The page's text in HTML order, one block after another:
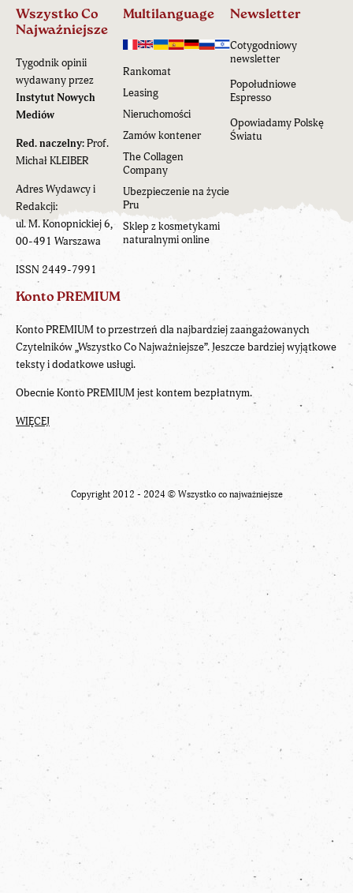
Wszystko Co
Najważniejsze
Tygodnik opinii
wydawany przez
Instytut Nowych
Mediów
Red. naczelny:Prof.
Michał KLEIBER
Adres Wydawcy i
Redakcji:
ul. M. Konopnickiej 6,
00-491 Warszawa
ISSN 2449-7991
Multilanguage
Rankomat
Leasing
Nieruchomości
Zamów kontener
The Collagen
Company
Ubezpieczenie na życie
Pru
Sklep z kosmetykami
naturalnymi online
Newsletter
Cotygodniowy
newsletter
Popołudniowe
Espresso
Opowiadamy Polskę
Światu
Konto PREMIUM
Konto PREMIUM to przestrzeń dla najbardziej zaangażowanych
Czytelników „Wszystko Co Najważniejsze”. Jeszcze bardziej wyjątkowe
teksty i dodatkowe usługi.
Obecnie Konto PREMIUM jest kontem bezpłatnym.
WIĘCEJ
Copyright 2012 - 2024 © Wszystko co najważniejsze